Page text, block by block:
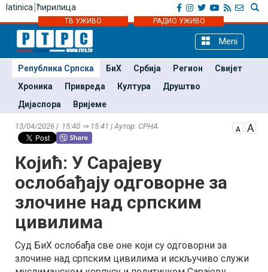
latinica ћирилица
ТВ УЖИВО РАДИО УЖИВО
Meni
Република Српска БиХ Србија Регион
Свијет
Хроника
Привреда Култура
Друштво
Дијаспора
Вријеме
13/04/2026 | 15:40 ⇒ 15:41 | Аутор: СРНА
Којић: У Сарајеву
ослобађају одговорне за
злочине над српским
цивилима
Суд БиХ ослобађа све оне који су одговорни за
злочине над српским цивилима и искључиво служи